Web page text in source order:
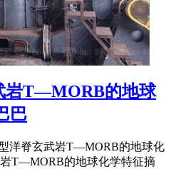
岩T―MORB的地球
巴
洋脊玄武岩T―MORB的地球化
T―MORB的地球化学特征摘